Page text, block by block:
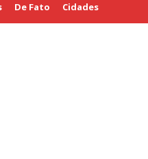
De Fato Cidades